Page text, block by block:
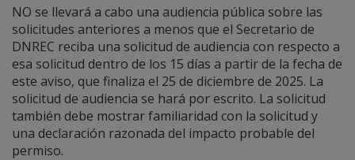
NO se llevará a cabo una audiencia pública sobre las
solicitudes anteriores a menos que el Secretario de
DNREC reciba una solicitud de audiencia con respecto a
esa solicitud dentro de los 15 días a partir de la fecha de
este aviso, que finaliza el 25 de diciembre de 2025. La
solicitud de audiencia se hará por escrito. La solicitud
también debe mostrar familiaridad con la solicitud y
una declaración razonada del impacto probable del
permiso.